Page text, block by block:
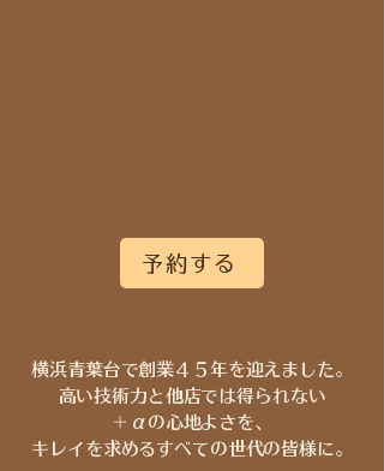
予約する
横浜青葉台で創業４５年を迎えました。
高い技術力と他店では得られない
＋αの心地よさを、
キレイを求めるすべての世代の皆様に。